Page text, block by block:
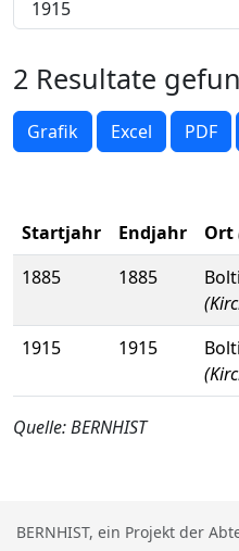
2 Resultate
Grafik Excel PDF
Startjahr Endjahr Ort
1885
1885
1915 1915
Quelle: BERNHIST
BERNHIST, ein Projekt der